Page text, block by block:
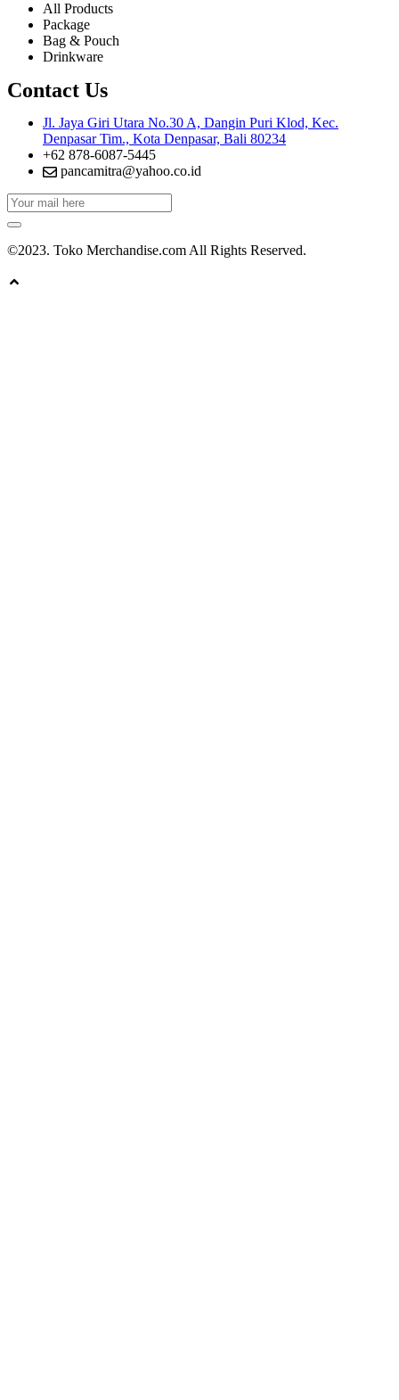
All Products
Package
Bag & Pouch
Drinkware
Contact Us
Jl. Jaya Giri Utara No.30 A, Dangin Puri Klod, Kec.
Denpasar Tim., Kota Denpasar, Bali 80234
+62 878-6087-5445
pancamitra@yahoo.co.id
©2023. Toko Merchandise.com All Rights Reserved.